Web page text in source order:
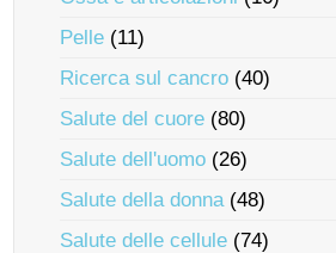
Pelle (11)
Ricerca sul cancro (40)
Salute del cuore (80)
Salute dell'uomo (26)
Salute della donna(48)
Salute delle cellule (74)